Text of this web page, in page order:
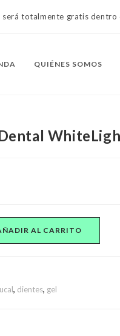
totalmente gratis
QUIÉNES SOMOS
AL CARRITO
, dientes, gel